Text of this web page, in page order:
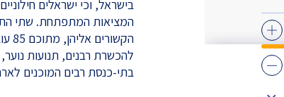
בישראל, וכי ישראלים
להכשרת רבנים, תנועות
בתי-כנסת רבים המוכנים